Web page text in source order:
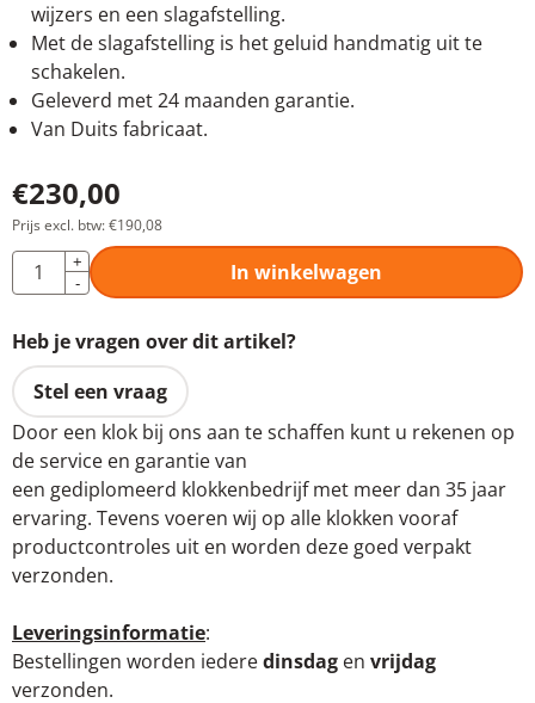
wijzers en een slagafstelling.
Met de slagafstelling is het geluid handmatig uit te
schakelen.
Geleverd met 24 maanden garantie.
Van Duits fabricaat.
€230,00
Prijs excl. btw:€190,08
Aantal
+
-
In winkelwagen
Heb je vragen over dit artikel?
Stel een vraag
Door een klok bij ons aan te schaffen kunt u rekenen op
de service en garantie van
een gediplomeerd klokkenbedrijf met meer dan 35 jaar
ervaring. Tevens voeren wij op alle klokken vooraf
productcontroles uit en worden deze goed verpakt
verzonden.
Leveringsinformatie:
Bestellingen worden iederedinsdag en vrijdag
verzonden.